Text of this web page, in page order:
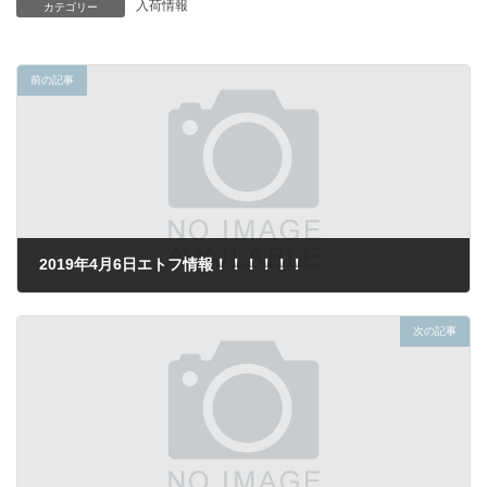
カテゴリー 入荷情報
前の記事
2019年4月6日エトフ情報！！！！！！
次の記事